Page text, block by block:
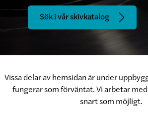
Sök i vår skivkatalog
Vissa delar av hemsidan är under
fungerar som förväntat. Vi arbetar
snart som möjligt.